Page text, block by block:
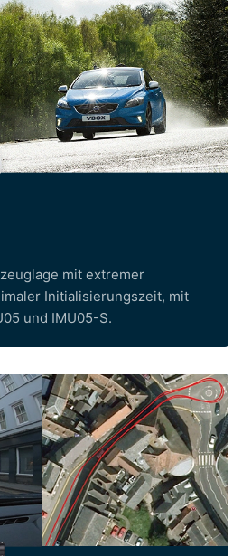
mit extremer
Initialisierungszeit, mit
und IMU05-S.